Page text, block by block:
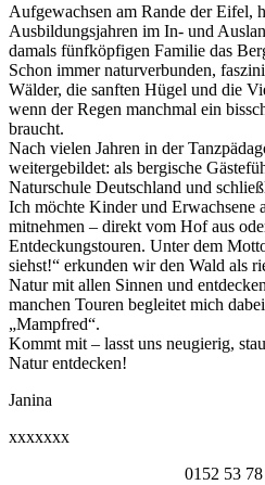
Aufgewachsen am Rande der Eifel,
Ausbildungsjahren im In- und
damals fünfköpfigen Familie das
Schon immer naturverbunden,
Wälder, die sanften Hügel und die
wenn der Regen manchmal ein
braucht.
Nach vielen Jahren in der
weitergebildet: als bergische
Naturschule Deutschland und
Ich möchte Kinder und Erwachsene
mitnehmen – direkt vom Hof aus
Entdeckungstouren. Unter dem
siehst!“ erkunden wir den Wald als
Natur mit allen Sinnen und
manchen Touren begleitet mich
„Mampfred“.
Kommt mit – lasst uns neugierig,
Natur entdecken!
Janina
xxxxxxx
0152 53